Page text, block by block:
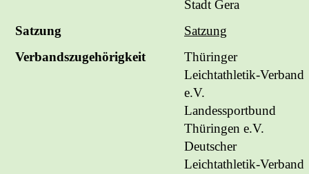
Stadt Gera
Satzung
Satzung
Verbandszugehörigkeit
Thüringer
Leichtathletik-Verband
e.V.
Landessportbund
Thüringen e.V.
Deutscher
Leichtathletik-Verband